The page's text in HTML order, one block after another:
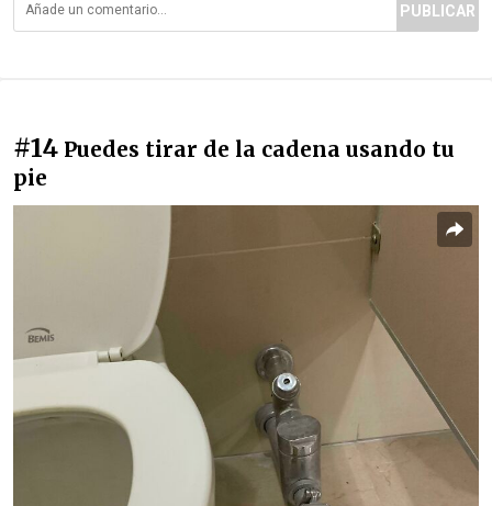
PUBLICAR
#14 Puedes tirar de la cadena usando tu
pie